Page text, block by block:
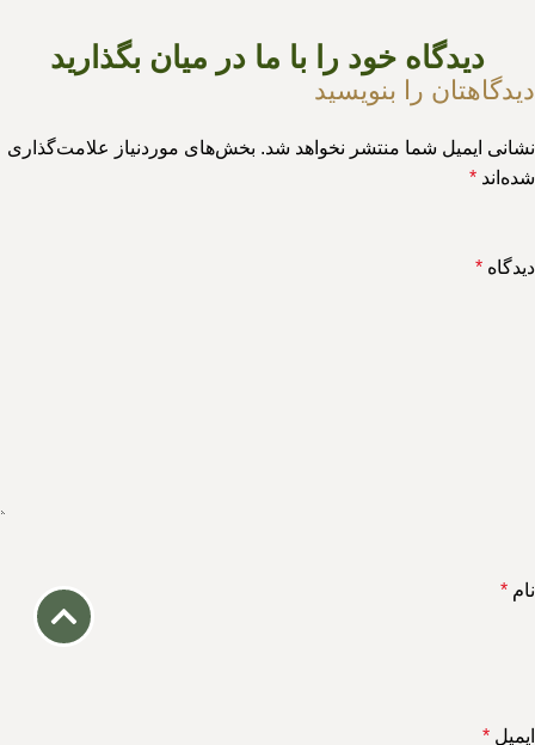
دیدگاه خود را با ما در میان بگذارید
دیدگاهتان را بنویسید
نشانی ایمیل شما منتشر نخواهد شد. بخش‌های موردنیاز علامت‌گذاری
شده‌اند *
دیدگاه *
نام *
ایمیل *